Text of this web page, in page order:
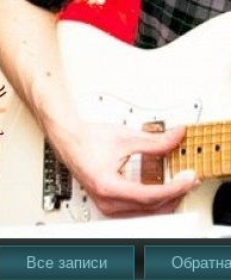
Все записи